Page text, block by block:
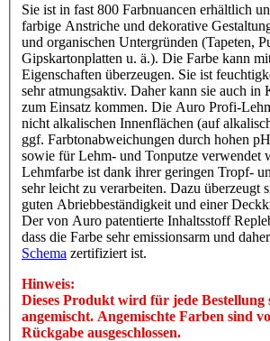
Sie ist in fast 800 Farbnuancen erhältlich
farbige Anstriche und dekorative
und organischen Untergründen (Tapeten,
Gipskartonplatten u. ä.). Die Farbe kann
Eigenschaften überzeugen. Sie ist
sehr atmungsaktiv. Daher kann sie auch in
zum Einsatz kommen. Die Auro Profi-
nicht alkalischen Innenflächen (auf
ggf. Farbtonabweichungen durch hohen
sowie für Lehm- und Tonputze verwendet
Lehmfarbe ist dank ihrer geringen Tropf-
sehr leicht zu verarbeiten. Dazu überzeugt
guten Abriebbeständigkeit und einer
Der von Auro patentierte Inhaltsstoff
dass die Farbe sehr emissionsarm und
Schema zertifiziert ist.
Hinweis:
Dieses Produkt wird für jede Bestellung
angemischt. Angemischte Farben sind
Rückgabe ausgeschlossen.